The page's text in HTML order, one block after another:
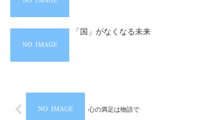
「国」がなくなる未来
心の満足は物語で